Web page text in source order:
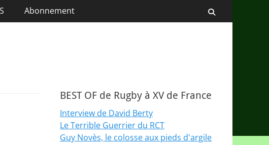
Abonnement
BEST OF de Rugby à XV de France
Interview de David Berty
Le Terrible Guerrier du RCT
Guy Novès, le colosse aux pieds d'argile